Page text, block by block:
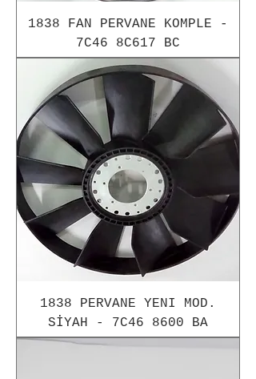
1838 FAN PERVANE KOMPLE -
7C46 8C617 BC
1838 PERVANE YENI MOD.
SİYAH - 7C46 8600 BA